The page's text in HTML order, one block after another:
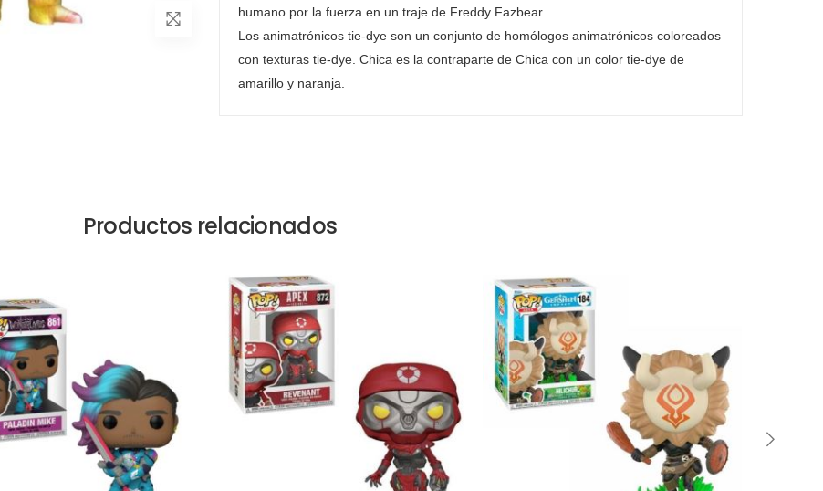
humano por la fuerza en un traje de Freddy Fazbear.
Los animatrónicos tie-dye son un conjunto de homólogos animatrónicos coloreados
con texturas tie-dye. Chica es la contraparte de Chica con un color tie-dye de
amarillo y naranja.
Productos relacionados